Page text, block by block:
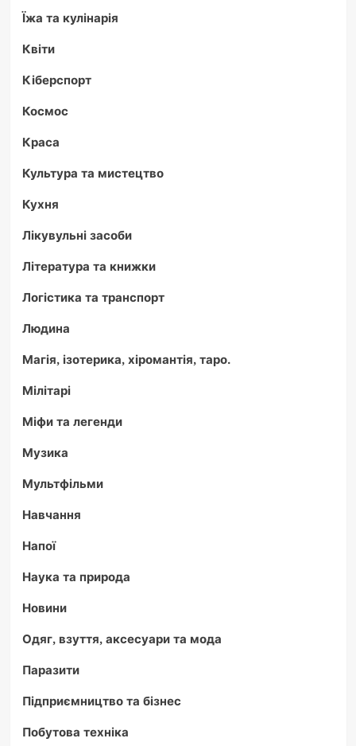
Їжа та кулінарія
Квіти
Кіберспорт
Космос
Краса
Культура та мистецтво
Кухня
Лікувульні засоби
Література та книжки
Логістика та транспорт
Людина
Магія, ізотерика, хіромантія, таро.
Мілітарі
Міфи та легенди
Музика
Мультфільми
Навчання
Напої
Наука та природа
Новини
Одяг, взуття, аксесуари та мода
Паразити
Підприємництво та бізнес
Побутова техніка